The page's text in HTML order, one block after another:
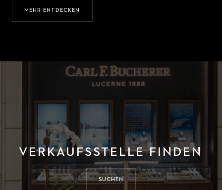
MEHR ENTDECKEN
VERKAUFSSTELLE FINDEN
SUCHEN